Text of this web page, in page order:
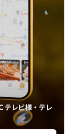
テレビ様・テレ